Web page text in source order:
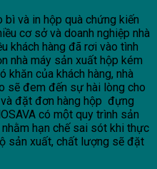
bì và in hộp quà chứng kiến
cơ sở và doanh nghiệp nhà
khách hàng đã rơi vào tình
nhà máy sản xuất hộp kém
khăn của khách hàng, nhà
sẽ đem đến sự hài lòng cho
đặt đơn hàng hộp đựng
có một quy trình sản
hạn chế sai sót khi thực
sản xuất, chất lượng sẽ đặt